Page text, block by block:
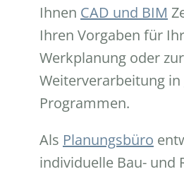
Ihnen CAD und BIM
Ihren Vorgaben für
Werkplanung oder zur
Weiterverarbeitung in
Programmen.
Als Planungsbüro
individuelle Bau- und